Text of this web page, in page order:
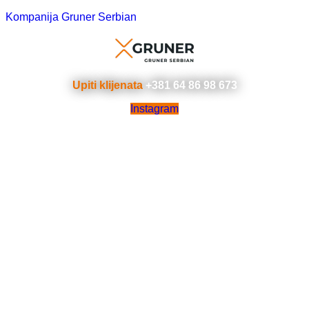
Kompanija Gruner Serbian
Upiti klijenata +381 64 86 98 673
Instagram